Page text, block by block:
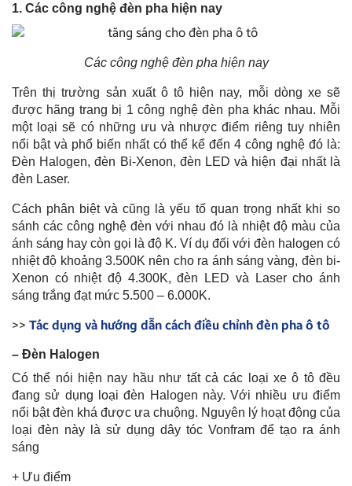
1. Các công nghệ đèn pha hiện nay
Các công nghệ đèn pha hiện nay
Trên thị trường sản xuất ô tô hiện nay, mỗi dòng xe sẽ
được hãng trang bị 1 công nghệ đèn pha khác nhau. Mỗi
một loại sẽ có những ưu và nhược điểm riêng tuy nhiên
nổi bật và phổ biến nhất có thể kể đến 4 công nghệ đó là:
Đèn Halogen, đèn Bi-Xenon, đèn LED và hiện đại nhất là
đèn Laser.
Cách phân biệt và cũng là yếu tố quan trọng nhất khi so
sánh các công nghệ đèn với nhau đó là nhiệt độ màu của
ánh sáng hay còn gọi là độ K. Ví dụ đối với đèn halogen có
nhiệt độ khoảng 3.500K nên cho ra ánh sáng vàng, đèn bi-
Xenon có nhiệt độ 4.300K, đèn LED và Laser cho ánh
sáng trắng đạt mức 5.500 – 6.000K.
>> Tác dụng và hướng dẫn cách điều chỉnh đèn pha ô tô
– Đèn Halogen
Có thể nói hiện nay hầu như tất cả các loại xe ô tô đều
đang sử dụng loại đèn Halogen này. Với nhiều ưu điểm
nổi bật đèn khá được ưa chuộng. Nguyên lý hoạt động của
loại đèn này là sử dụng dây tóc Vonfram để tạo ra ánh
sáng
+ Ưu điểm